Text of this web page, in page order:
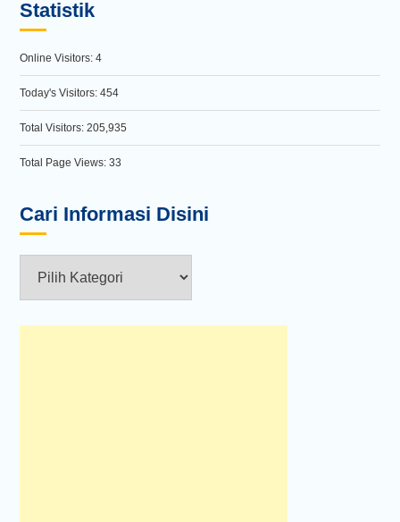
Statistik
Online Visitors:4
Today's Visitors:454
Total Visitors:205,935
Total Page Views:33
Cari Informasi Disini
Informasi
Disini